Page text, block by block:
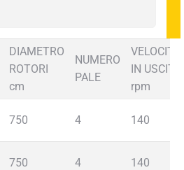
DIAMETRO
ROTORI
cm
NUMERO
PALE
VELOCITA'
IN USCITA
rpm
750 4 140
750 4 140